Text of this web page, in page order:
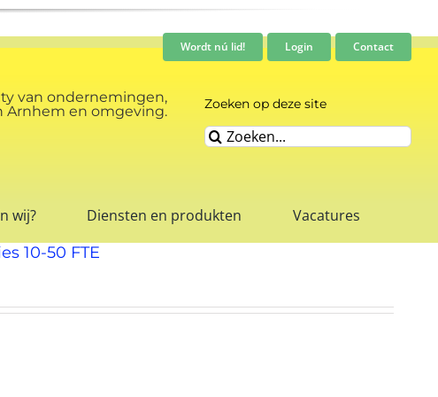
Wordt nú lid! Login Contact
van ondernemingen,
Arnhem en omgeving.
Zoeken op deze site
Zoeken
naar:
wij? Diensten en produkten
Vacatures
10-50 FTE